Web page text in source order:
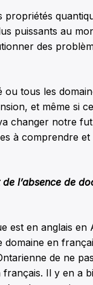
propriétés
puissants au
des
ou tous les
et même si
changer notre
à comprendre et
l’absence de
est en anglais en
domaine en
de ne
Il y en a